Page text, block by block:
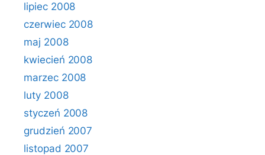
lipiec 2008
czerwiec 2008
maj 2008
kwiecień 2008
marzec 2008
luty 2008
styczeń 2008
grudzień 2007
listopad 2007